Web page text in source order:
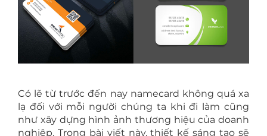
Có lẽ từ trước đến nay namecard không quá xa
lạ đối với mỗi người chúng ta khi đi làm cũng
như xây dựng hình ảnh thương hiệu của doanh
nghiệp. Trong bài viết này, thiết kế sáng tạo sẽ